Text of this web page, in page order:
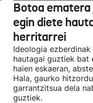
Botoa
egin diete
herritarrei
Ideologia
hautagai guztiek bat
haien eskaeran,
Hala, gaurko
garrantzitsua dela
guztiek.